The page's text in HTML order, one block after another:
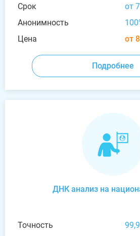
Срок
от
Анонимность
Цена
от
Подробнее
ДНК анализ на
Точность